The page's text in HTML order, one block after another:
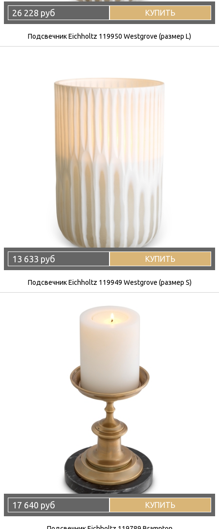
26 228 руб КУПИТЬ
Подсвечник Eichholtz 119950 Westgrove (размер L)
13 633 руб КУПИТЬ
Подсвечник Eichholtz 119949 Westgrove (размер S)
17 640 руб КУПИТЬ